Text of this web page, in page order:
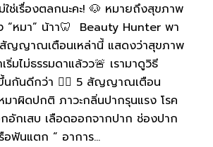
ใช่เรื่องตลกนะคะ! 🐶 หมายถึงสุขภาพ
“หมา” น้าา🦷 Beauty Hunter พา
สัญญาณเตือนเหล่านี้ แสดงว่าสุขภาพ
มไม่ธรรมดาแล้วว🚨 เรามาดูวิธี
นกันดีกว่า 👇🏻 5 สัญญาณเตือน
าผิดปกติ ภาวะกลิ่นปากรุนแรง โรค
อักเสบ เลือดออกจากปาก ช่องปาก
ฟันแตก “ อาการ…